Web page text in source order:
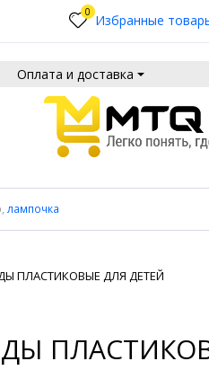
0 Избранные
Оплата и доставка
лампочка
ПЛАСТИКОВЫЕ ДЛЯ ДЕТЕЙ